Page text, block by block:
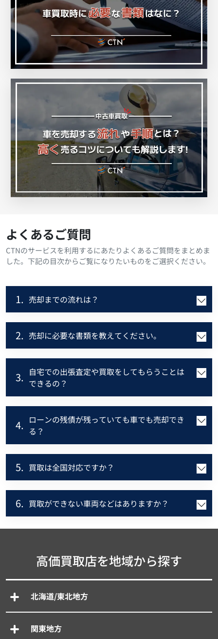
よくあるご質問
CTNのサービスを利用するにあたりよくあるご質問をまとめま
した。下記の目次からご覧になりたいものをご選択ください。
1. 売却までの流れは？
2. 売却に必要な書類を教えてください。
3. 自宅での出張査定や買取をしてもらうことは
できるの？
4. ローンの残債が残っていても車でも売却でき
る？
5. 買取は全国対応ですか？
6. 買取ができない車両などはありますか？
高価買取店を地域から探す
北海道/東北地方
関東地方